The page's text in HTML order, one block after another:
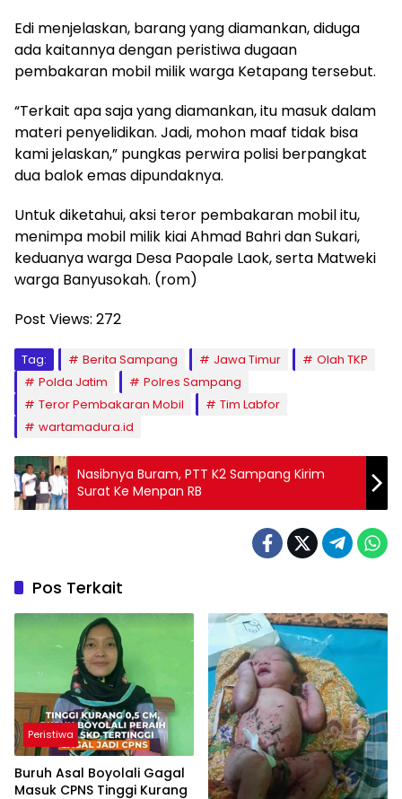
Edi menjelaskan, barang yang diamankan, diduga
ada kaitannya dengan peristiwa dugaan
pembakaran mobil milik warga Ketapang tersebut.
“Terkait apa saja yang diamankan, itu masuk dalam
materi penyelidikan. Jadi, mohon maaf tidak bisa
kami jelaskan,” pungkas perwira polisi berpangkat
dua balok emas dipundaknya.
Untuk diketahui, aksi teror pembakaran mobil itu,
menimpa mobil milik kiai Ahmad Bahri dan Sukari,
keduanya warga Desa Paopale Laok, serta Matweki
warga Banyusokah. (rom)
Post Views: 272
Tag: Berita Sampang Jawa Timur
Olah TKP
Polda Jatim
Polres Sampang
Teror Pembakaran Mobil
Tim Labfor
wartamadura.id
Nasibnya Buram, PTT K2 Sampang Kirim
Surat Ke Menpan RB
Pos Terkait
Peristiwa
Buruh Asal Boyolali Gagal
Masuk CPNS Tinggi Kurang